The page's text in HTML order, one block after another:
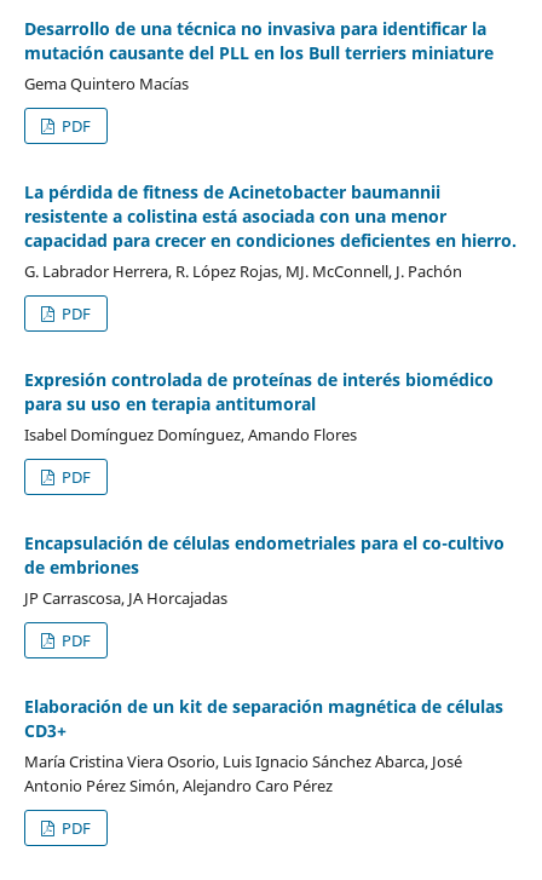
Desarrollo de una técnica no invasiva para identificar la
mutación causante del PLL en los Bull terriers miniature
Gema Quintero Macías
PDF
La pérdida de fitness de Acinetobacter baumannii
resistente a colistina está asociada con una menor
capacidad para crecer en condiciones deficientes en hierro.
G. Labrador Herrera, R. López Rojas, MJ. McConnell, J. Pachón
PDF
Expresión controlada de proteínas de interés biomédico
para su uso en terapia antitumoral
Isabel Domínguez Domínguez, Amando Flores
PDF
Encapsulación de células endometriales para el co-cultivo
de embriones
JP Carrascosa, JA Horcajadas
PDF
Elaboración de un kit de separación magnética de células
CD3+
María Cristina Viera Osorio, Luis Ignacio Sánchez Abarca, José
Antonio Pérez Simón, Alejandro Caro Pérez
PDF